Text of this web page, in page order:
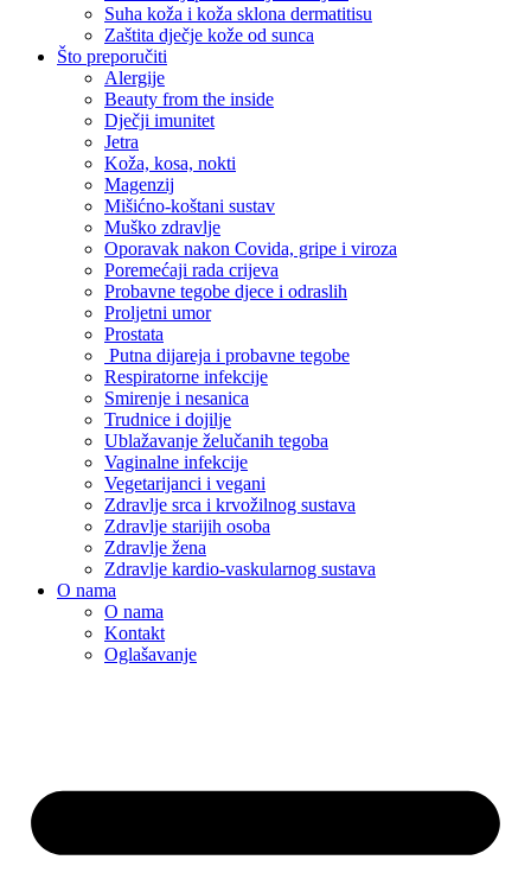
Suha koža i koža sklona dermatitisu
Zaštita dječje kože od sunca
Što preporučiti
Alergije
Beauty from the inside
Dječji imunitet
Jetra
Koža, kosa, nokti
Magenzij
Mišićno-koštani sustav
Muško zdravlje
Oporavak nakon Covida, gripe i viroza
Poremećaji rada crijeva
Probavne tegobe djece i odraslih
Proljetni umor
Prostata
Putna dijareja i probavne tegobe
Respiratorne infekcije
Smirenje i nesanica
Trudnice i dojilje
Ublažavanje želučanih tegoba
Vaginalne infekcije
Vegetarijanci i vegani
Zdravlje srca i krvožilnog sustava
Zdravlje starijih osoba
Zdravlje žena
Zdravlje kardio-vaskularnog sustava
O nama
O nama
Kontakt
Oglašavanje